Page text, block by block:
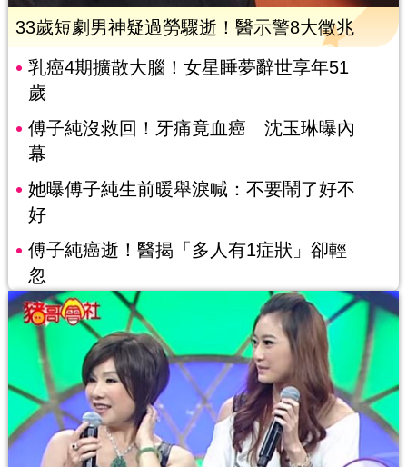
33歲短劇男神疑過勞驟逝！醫示警8大徵兆
乳癌4期擴散大腦！女星睡夢辭世享年51
歲
傅子純沒救回！牙痛竟血癌 沈玉琳曝內
幕
她曝傅子純生前暖舉淚喊：不要鬧了好不
好
傅子純癌逝！醫揭「多人有1症狀」卻輕
忽